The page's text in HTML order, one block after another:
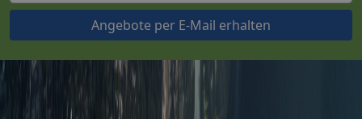
Angebote per E-Mail erhalten